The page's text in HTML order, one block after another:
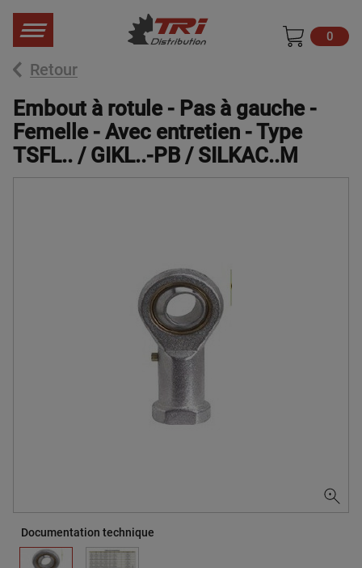
0
Retour
Embout à rotule - Pas à gauche -
Femelle - Avec entretien - Type
TSFL.. / GIKL..-PB / SILKAC..M
Documentation technique